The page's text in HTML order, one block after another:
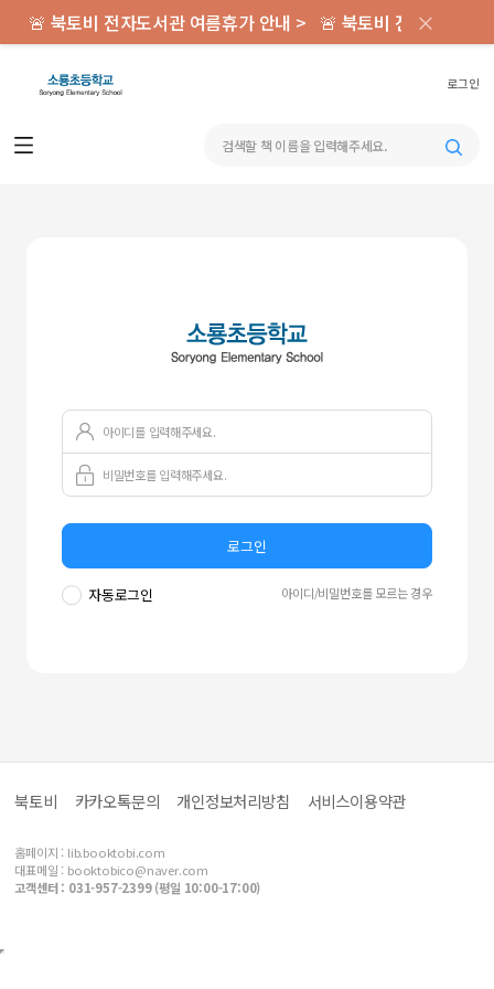
로그인
🚨 북토비 전자도서관 여름휴가 안내 > 🚨 북토비 전자도서관
×
로그인
자동로그인 아이디/비밀번호를 모르는 경우
북토비 카카오톡문의 개인정보처리방침 서비스이용약관
홈페이지 : lib.booktobi.com
대표메일 : booktobico@naver.com
고객센터 : 031-957-2399 (평일 10:00-17:00)